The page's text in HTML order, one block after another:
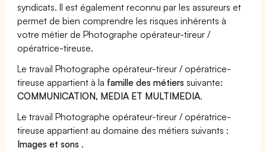
syndicats. Il est également reconnu par les assureurs et
permet de bien comprendre les risques inhérents à
votre métier de Photographe opérateur-tireur /
opératrice-tireuse.
Le travail Photographe opérateur-tireur / opératrice-
tireuse appartient à la famille des métiers suivante:
COMMUNICATION, MEDIA ET MULTIMEDIA.
Le travail Photographe opérateur-tireur / opératrice-
tireuse appartient au domaine des métiers suivants :
Images et sons .